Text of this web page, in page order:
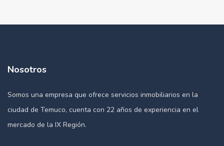
Nosotros
Somos una empresa que ofrece servicios inmobiliarios en la
ciudad de Temuco, cuenta con 22 años de experiencia en el
mercado de la IX Región.